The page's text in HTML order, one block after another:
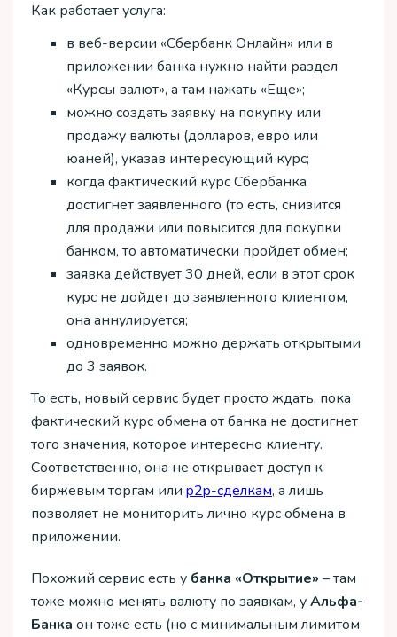
Как работает услуга:
в веб-версии «Сбербанк Онлайн» или в
приложении банка нужно найти раздел
«Курсы валют», а там нажать «Еще»;
можно создать заявку на покупку или
продажу валюты (долларов, евро или
юаней), указав интересующий курс;
когда фактический курс Сбербанка
достигнет заявленного (то есть, снизится
для продажи или повысится для покупки
банком, то автоматически пройдет обмен;
заявка действует 30 дней, если в этот срок
курс не дойдет до заявленного клиентом,
она аннулируется;
одновременно можно держать открытыми
до 3 заявок.
То есть, новый сервис будет просто ждать, пока
фактический курс обмена от банка не достигнет
того значения, которое интересно клиенту.
Соответственно, она не открывает доступ к
биржевым торгам или p2p-сделкам, а лишь
позволяет не мониторить лично курс обмена в
приложении.
Похожий сервис есть у банка «Открытие» – там
тоже можно менять валюту по заявкам, уАльфа-
Банка он тоже есть (но с минимальным лимитом